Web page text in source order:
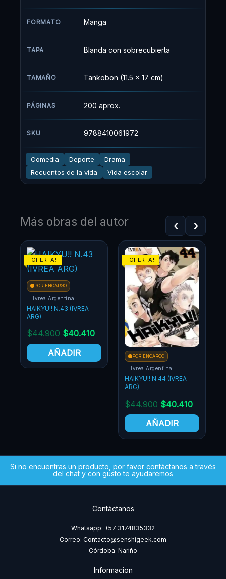
FORMATO Manga
TAPA Blanda con sobrecubierta
TAMAÑO Tankobon (11.5 x 17 cm)
PÁGINAS 200 aprox.
SKU 9788410061972
Comedia Deporte
Drama
Recuentos de la vida
Vida escolar
Más obras del autor ‹ ›
¡OFERTA!
POR ENCARGO
Ivrea Argentina
HAIKYU!! N.43 (IVREA
ARG)
44.900
precio
era:
$44.900.
$40.410
$40.410.
AÑADIR
¡OFERTA!
POR ENCARGO
Ivrea Argentina
HAIKYU!! N.44 (IVREA
ARG)
44.900
El
precio
original
era:
$44.900.
$40.410
El
precio
actual
es:
$40.410.
AÑADIR
Si no encuentras un producto, por favor contáctanos a través
del chat y con gusto te ayudaremos
Contáctanos
Whatsapp: +57 3174835332
Correo: Contacto@senshigeek.com
Córdoba-Nariño
Informacion